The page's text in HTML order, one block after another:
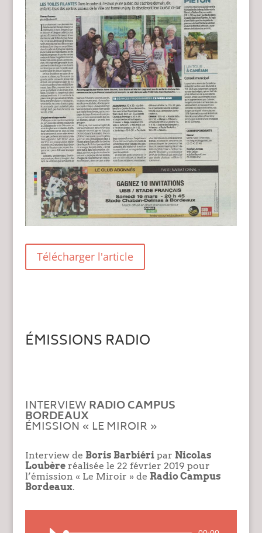
Télécharger l'article
ÉMISSIONS RADIO
INTERVIEWRADIO CAMPUS
BORDEAUX
ÉMISSION « LE MIROIR »
Interview de Boris Barbiéripar Nicolas
Loubèreréalisée le 22 février 2019 pour
l’émission « Le Miroir » de Radio Campus
Bordeaux.